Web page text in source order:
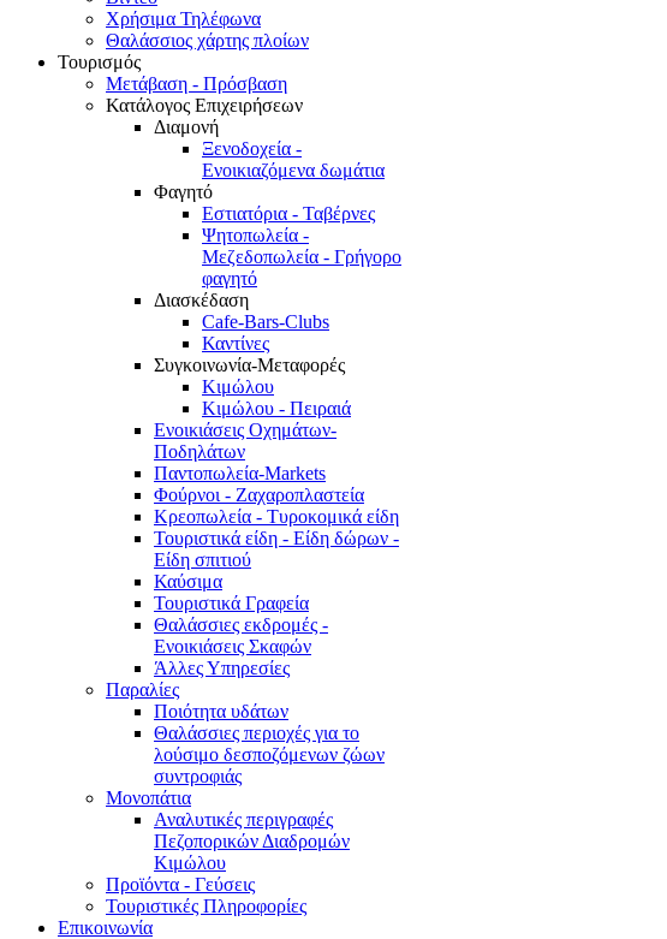
Χρήσιμα Τηλέφωνα
Θαλάσσιος χάρτης πλοίων
Τουρισμός
Μετάβαση - Πρόσβαση
Κατάλογος Επιχειρήσεων
Διαμονή
Ξενοδοχεία -
Ενοικιαζόμενα δωμάτια
Φαγητό
Εστιατόρια - Ταβέρνες
Ψητοπωλεία -
Μεζεδοπωλεία - Γρήγορο
φαγητό
Διασκέδαση
Cafe-Bars-Clubs
Καντίνες
Συγκοινωνία-Μεταφορές
Κιμώλου
Κιμώλου - Πειραιά
Ενοικιάσεις Οχημάτων-
Ποδηλάτων
Παντοπωλεία-Markets
Φούρνοι - Ζαχαροπλαστεία
Κρεοπωλεία - Τυροκομικά είδη
Τουριστικά είδη - Είδη δώρων -
Είδη σπιτιού
Καύσιμα
Τουριστικά Γραφεία
Θαλάσσιες εκδρομές -
Ενοικιάσεις Σκαφών
Άλλες Υπηρεσίες
Παραλίες
Ποιότητα υδάτων
Θαλάσσιες περιοχές για το
λούσιμο δεσποζόμενων ζώων
συντροφιάς
Μονοπάτια
Αναλυτικές περιγραφές
Πεζοπορικών Διαδρομών
Κιμώλου
Προϊόντα - Γεύσεις
Τουριστικές Πληροφορίες
Επικοινωνία